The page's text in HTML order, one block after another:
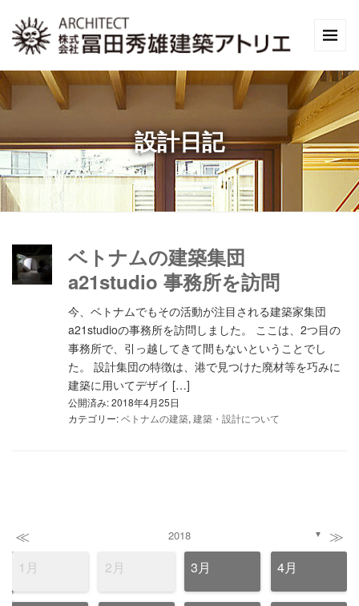
設計日記
ベトナムの建築集団
a21studio 事務所を訪問
今、ベトナムでもその活動が注目される建築家集団
a21studioの事務所を訪問しました。 ここは、2つ目の
事務所で、引っ越してきて間もないということでし
た。 設計集団の特徴は、港で見つけた廃材等を巧みに
建築に用いてデザイ […]
公開済み: 2018年4月25日
カテゴリー:ベトナムの建築, 建築・設計について
≪ 2018 ▼ ≫
1月 2月 3月 4月